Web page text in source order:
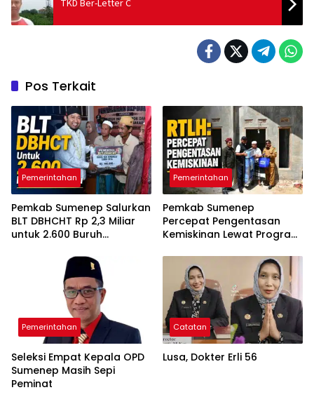
TKD Ber-Letter C
Pos Terkait
Pemerintahan
Pemkab Sumenep Salurkan
BLT DBHCHT Rp 2,3 Miliar
untuk 2.600 Buruh
Pemerintahan
Pemkab Sumenep
Percepat Pengentasan
Kemiskinan Lewat Program
Pemerintahan
Seleksi Empat Kepala OPD
Sumenep Masih Sepi
Peminat
Catatan
Lusa, Dokter Erli 56